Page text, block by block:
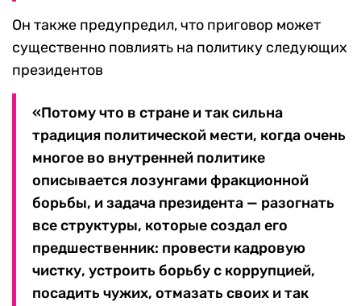
Он также предупредил, что приговор может
существенно повлиять на политику следующих
президентов
«Потому что в стране и так сильна
традиция политической мести, когда очень
многое во внутренней политике
описывается лозунгами фракционной
борьбы, и задача президента — разогнать
все структуры, которые создал его
предшественник: провести кадровую
чистку, устроить борьбу с коррупцией,
посадить чужих, отмазать своих и так